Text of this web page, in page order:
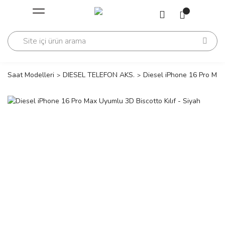
Geri Dön
Geri Dön
Saat Modelleri DIESEL TELEFON AKS. Diesel iPhone 16 Pro